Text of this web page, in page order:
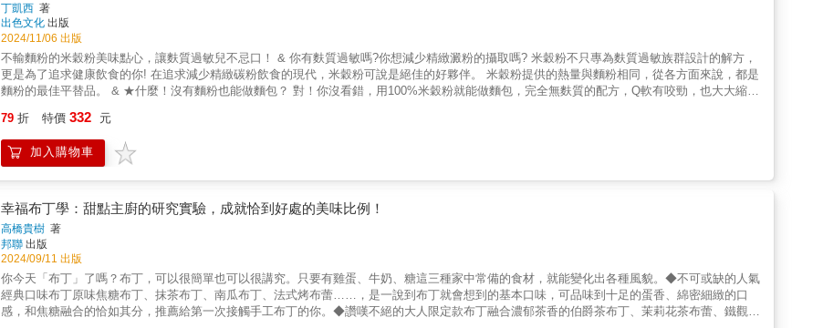
丁凱西 著
出色文化 出版
2024/11/06 出版
不輸麵粉的米穀粉美味點心，讓麩質過敏兒不忌口！ & 你有麩質過敏嗎?你想減少精緻澱粉的攝取嗎? 米穀粉不只專為麩質過敏族群設計的解方，
更是為了追求健康飲食的你! 在追求減少精緻碳粉飲食的現代，米穀粉可說是絕佳的好夥伴。 米穀粉提供的熱量與麵粉相同，從各方面來說，都是
麵粉的最佳平替品。 & ★什麼！沒有麵粉也能做麵包？ 對！你沒看錯，用100%米穀粉就能做麵包，完全無麩質的配方，Q軟有咬勁，也大大縮短
心，放進嘴裡慢慢地咀嚼，米香會漸漸的充盈口腔、鼻腔，而且是越嚼越香。 這麼獨特的體驗，不想試試看? & ★甜點控、烘焙迷的點心新選擇
用米穀粉做常溫點心、派塔、蛋糕，Q軟濕潤，不只好吃還很操作，新手入門一定要學，顛覆你對於米點心的舊印象。 & ★各式米點心全攻略，
讓你不需要再買其他米穀粉食譜!! 餅乾/蛋糕/派/麵包四大分類，包含了幾乎所有市面上常見的米點心品項。想在家自己嘗試製作米點心，只需要材
用再說「我家貓咪會後空翻了!」，改說「我家有一塊米蛋糕」吧! & ★米穀粉全取代 滿足過敏人的口腹之慾 如果你也是麩質過敏者，狠心拒絕美
味麵包點心的心情，你一定懂。 這本甜點麵包食譜書，用米穀粉全部取代麵粉，製作出完全不輸麵粉的無麩質點心，成了麩質過敏兒的救星，從
此不再需忍耐。
79 折 特價 332 元
加入購物車
幸福布丁學：甜點主廚的研究實驗，成就恰到好處的美味比例！
高橋貴樹 著
邦聯 出版
2024/09/11 出版
你今天「布丁」了嗎？布丁，可以很簡單也可以很講究。只要有雞蛋、牛奶、糖這三種家中常備的食材，就能變化出各種風貌。◆不可或缺的人氣
經典口味布丁原味焦糖布丁、抹茶布丁、南瓜布丁、法式烤布蕾……，是一說到布丁就會想到的基本口味，可品味到十足的蛋香、綿密細緻的口
感，和焦糖融合的恰如其分，推薦給第一次接觸手工布丁的你。◆讚嘆不絕的大人限定款布丁融合濃郁茶香的伯爵茶布丁、茉莉花茶布蕾、鐵觀音